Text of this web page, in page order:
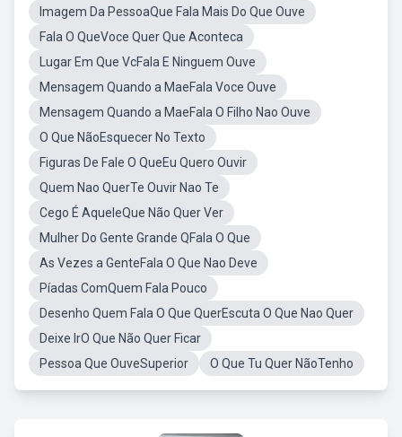
Imagem Da PessoaQue Fala Mais Do Que Ouve
Fala O QueVoce Quer Que Aconteca
Lugar Em Que VcFala E Ninguem Ouve
Mensagem Quando a MaeFala Voce Ouve
Mensagem Quando a MaeFala O Filho Nao Ouve
O Que NãoEsquecer No Texto
Figuras De Fale O QueEu Quero Ouvir
Quem Nao QuerTe Ouvir Nao Te
Cego É AqueleQue Não Quer Ver
Mulher Do Gente Grande QFala O Que
As Vezes a GenteFala O Que Nao Deve
Píadas ComQuem Fala Pouco
Desenho Quem Fala O Que QuerEscuta O Que Nao Quer
Deixe IrO Que Não Quer Ficar
Pessoa Que OuveSuperior
O Que Tu Quer NãoTenho